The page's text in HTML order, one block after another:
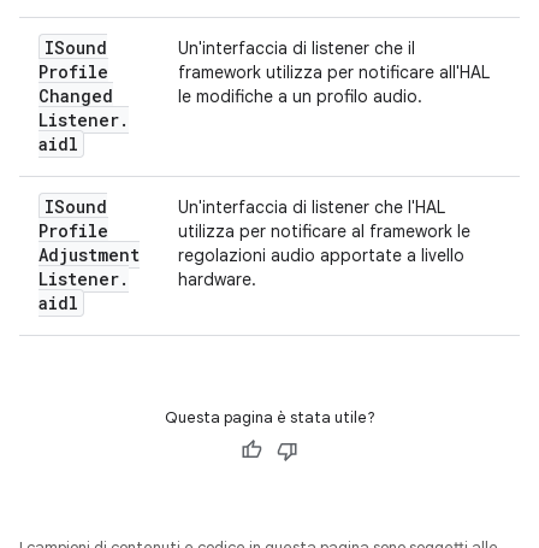
ISound
Profile
Changed
Listener.
aidl
Un'interfaccia di listener che il
framework utilizza per notificare all'HAL
le modifiche a un profilo audio.
ISound
Profile
Adjustment
Listener.
aidl
Un'interfaccia di listener che l'HAL
utilizza per notificare al framework le
regolazioni audio apportate a livello
hardware.
Questa pagina è stata utile?